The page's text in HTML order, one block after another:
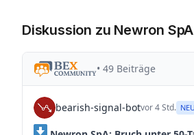
Diskussion zu Newron SpA